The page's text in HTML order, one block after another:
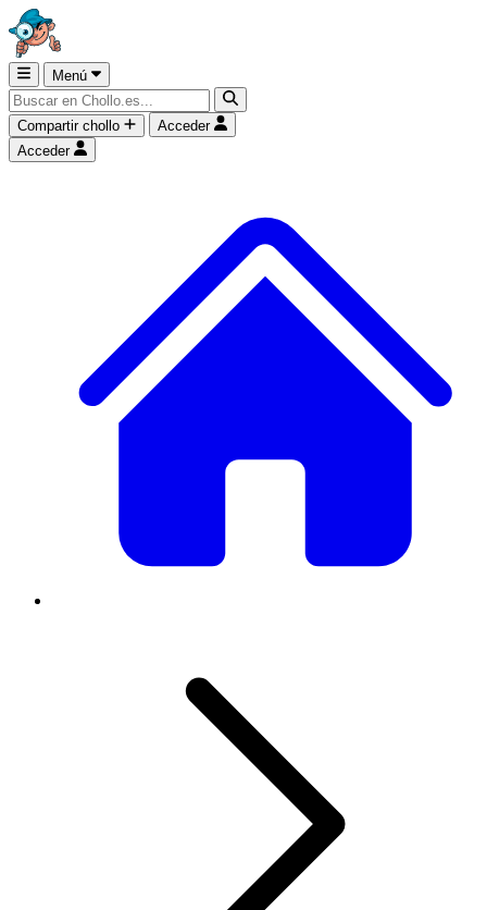
Menú
Compartir chollo
Acceder
Acceder